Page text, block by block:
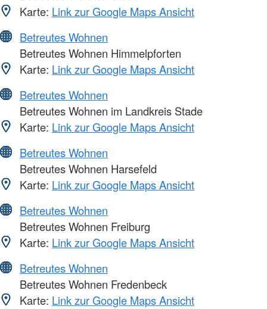
Karte: Link zur Google Maps Ansicht
Betreutes Wohnen
Betreutes Wohnen Himmelpforten
Karte: Link zur Google Maps Ansicht
Betreutes Wohnen
Betreutes Wohnen im Landkreis Stade
Karte: Link zur Google Maps Ansicht
Betreutes Wohnen
Betreutes Wohnen Harsefeld
Karte: Link zur Google Maps Ansicht
Betreutes Wohnen
Betreutes Wohnen Freiburg
Karte: Link zur Google Maps Ansicht
Betreutes Wohnen
Betreutes Wohnen Fredenbeck
Karte: Link zur Google Maps Ansicht